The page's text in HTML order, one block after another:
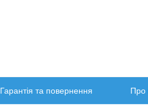
Гарантія та повернення Про